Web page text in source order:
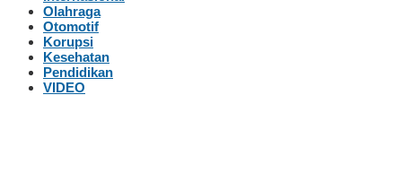
Olahraga
Otomotif
Korupsi
Kesehatan
Pendidikan
VIDEO